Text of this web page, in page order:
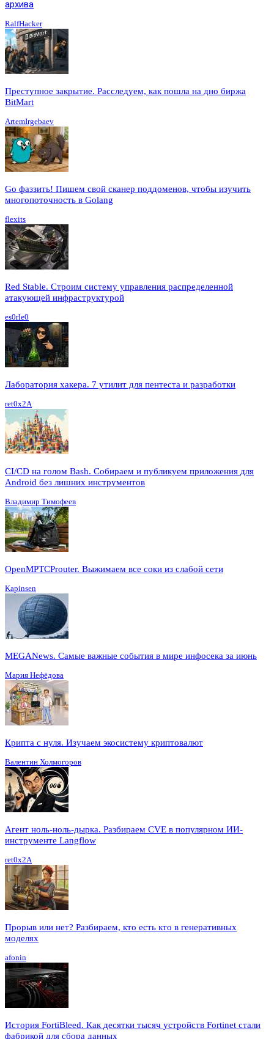
архива
RalfHacker
Преступное закрытие. Расследуем, как пошла на дно биржа
BitMart
ArtemIrgebaev
Go фаззить! Пишем свой сканер поддоменов, чтобы изучить
многопоточность в Golang
flexits
Red Stable. Строим систему управления распределенной
атакующей инфраструктурой
es0rle0
Лаборатория хакера. 7 утилит для пентеста и разработки
ret0x2A
CI/CD на голом Bash. Собираем и публикуем приложения для
Android без лишних инструментов
Владимир Тимофеев
OpenMPTCProuter. Выжимаем все соки из слабой сети
Kapinsen
MEGANews. Cамые важные события в мире инфосека за июнь
Мария Нефёдова
Крипта с нуля. Изучаем экосистему криптовалют
Валентин Холмогоров
Агент ноль-ноль-дырка. Разбираем CVE в популярном ИИ-
инструменте Langflow
ret0x2A
Прорыв или нет? Разбираем, кто есть кто в генеративных
моделях
afonin
История FortiBleed. Как десятки тысяч устройств Fortinet стали
фабрикой для сбора данных